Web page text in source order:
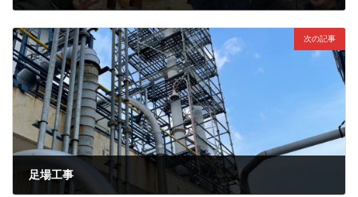
次の記事
足場工事